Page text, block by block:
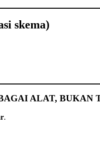
skema)
ALAT, BUKAN
.